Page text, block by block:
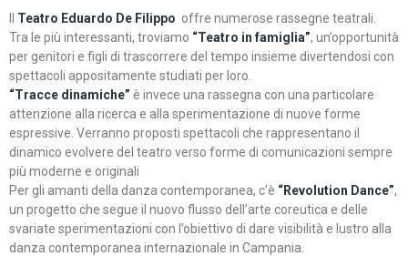
Teatro Eduardo De Filippo offre numerose rassegne teatrali.
Tra le più interessanti, troviamo “Teatro in famiglia”, un’opportunità
per genitori e figli di trascorrere del tempo insieme divertendosi con
spettacoli appositamente studiati per loro.
“Tracce dinamiche” è invece una rassegna con una particolare
attenzione alla ricerca e alla sperimentazione di nuove forme
espressive. Verranno proposti spettacoli che rappresentano il
dinamico evolvere del teatro verso forme di comunicazioni sempre
più moderne e originali
Per gli amanti della danza contemporanea, c’è “Revolution Dance”,
un progetto che segue il nuovo flusso dell’arte coreutica e delle
svariate sperimentazioni con l’obiettivo di dare visibilità e lustro alla
danza contemporanea internazionale in Campania.